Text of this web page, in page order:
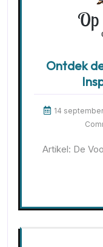
Ontdek
14
Artikel: De